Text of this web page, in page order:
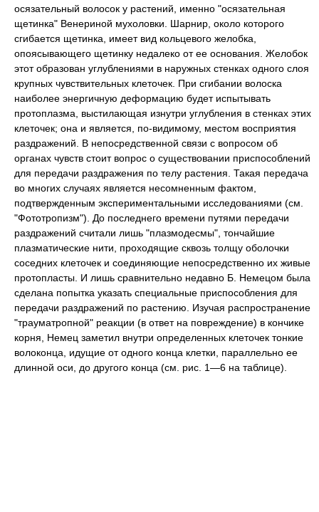
осязательный волосок у растений, именно "осязательная
щетинка" Венериной мухоловки. Шарнир, около которого
сгибается щетинка, имеет вид кольцевого желобка,
опоясывающего щетинку недалеко от ее основания. Желобок
этот образован углублениями в наружных стенках одного слоя
крупных чувствительных клеточек. При сгибании волоска
наиболее энергичную деформацию будет испытывать
протоплазма, выстилающая изнутри углубления в стенках этих
клеточек; она и является, по-видимому, местом восприятия
раздражений. В непосредственной связи с вопросом об
органах чувств стоит вопрос о существовании приспособлений
для передачи раздражения по телу растения. Такая передача
во многих случаях является несомненным фактом,
подтвержденным экспериментальными исследованиями (см.
"Фототропизм"). До последнего времени путями передачи
раздражений считали лишь "плазмодесмы", тончайшие
плазматические нити, проходящие сквозь толщу оболочки
соседних клеточек и соединяющие непосредственно их живые
протопласты. И лишь сравнительно недавно Б. Немецом была
сделана попытка указать специальные приспособления для
передачи раздражений по растению. Изучая распространение
"трауматропной" реакции (в ответ на повреждение) в кончике
корня, Немец заметил внутри определенных клеточек тонкие
волоконца, идущие от одного конца клетки, параллельно ее
длинной оси, до другого конца (см. рис. 1—6 на таблице).